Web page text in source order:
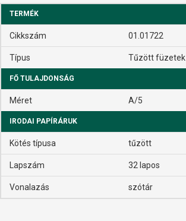
TERMÉK
Cikkszám 01.01722
Típus Tűzött füzetek
FŐ TULAJDONSÁG
Méret A/5
IRODAI PAPÍRÁRUK
Kötés típusa tűzött
Lapszám 32 lapos
Vonalazás szótár